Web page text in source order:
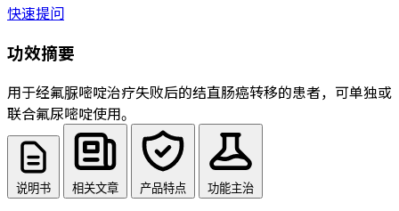
快速提问
功效摘要
用于经氟脲嘧啶治疗失败后的结直肠癌转移的患者，可单独或
联合氟尿嘧啶使用。
说明书 相关文章 产品特点 功能主治